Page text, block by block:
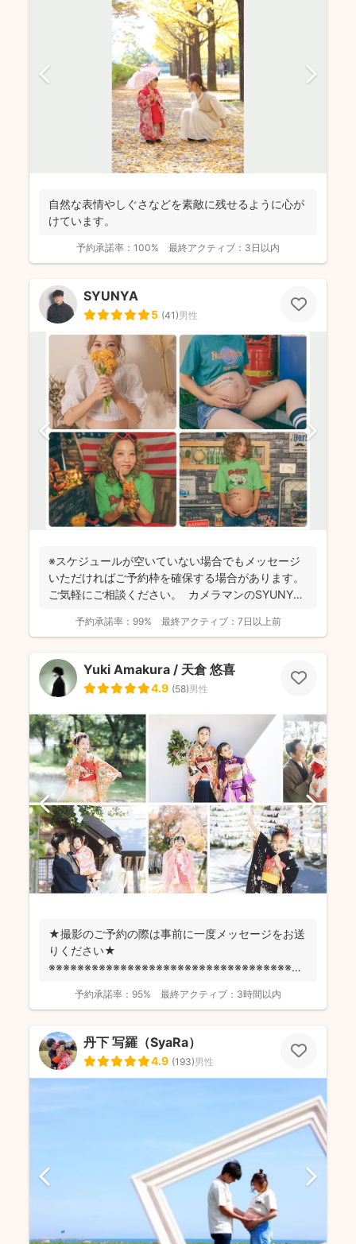
自然な表情やしぐさなどを素敵に残せるように心が
けています。
予約承諾率： 100% 最終アクティブ： 3日以内
SYUNYA
5 (41)男性
※スケジュールが空いていない場合でもメッセージ
いただければご予約枠を確保する場合があります。
ご気軽にご相談ください。 カメラマンのSYUNYA
予約承諾率： 99% 最終アクティブ： 7日以上前
Yuki Amakura / 天倉 悠喜
4.9 (58)男性
★撮影のご予約の際は事前に一度メッセージをお送
りください★
※※※※※※※※※※※※※※※※※※※※※※※※※※※※※※※※※※※※
予約承諾率： 95% 最終アクティブ： 3時間以内
丹下 写羅（SyaRa）
4.9 (193)男性